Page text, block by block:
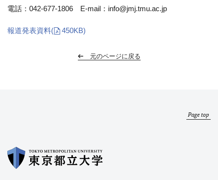
電話：042-677-1806
E-mail：info@jmj.tmu.ac.jp
報道発表資料( 450KB)
元のページに戻る
Page top